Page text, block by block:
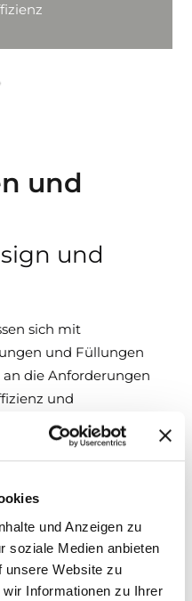
und Anzeigen zu
soziale Medien anbieten
unsere Website zu
Informationen zu Ihrer
und
und
sich mit
und Füllungen
die Anforderungen
und
Die Wahl der
nicht nur für ein
Tageslicht im